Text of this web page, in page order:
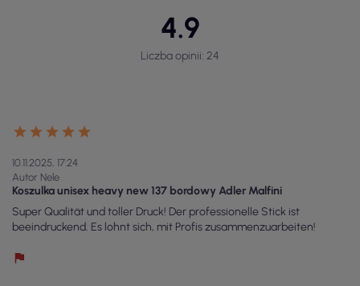
4.9
Liczba opinii: 24
10.11.2025, 17:24
Autor Nele
Koszulka unisex heavy new 137 bordowy Adler Malfini
Super Qualität und toller Druck! Der professionelle Stick ist
beeindruckend. Es lohnt sich, mit Profis zusammenzuarbeiten!